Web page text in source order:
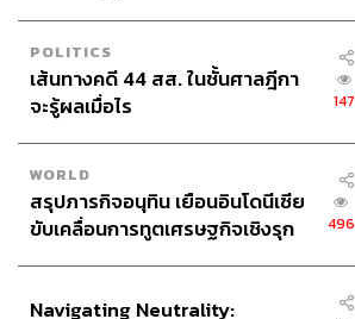
POLITICS
เส้นทางคดี 44 สส. ในชั้นศาลฎีกา
จะรู้ผลเมื่อไร
147
WORLD
สรุปภารกิจอนุทิน เยือนอินโดนีเซีย
ขับเคลื่อนการทูตเศรษฐกิจเชิงรุก
496
Navigating Neutrality: